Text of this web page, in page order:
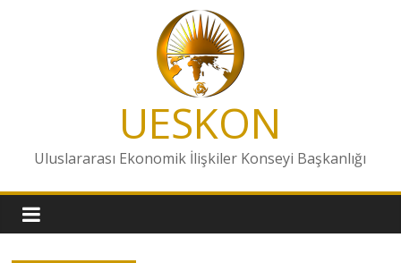
UESKON
Uluslararası Ekonomik İlişkiler Konseyi Başkanlığı